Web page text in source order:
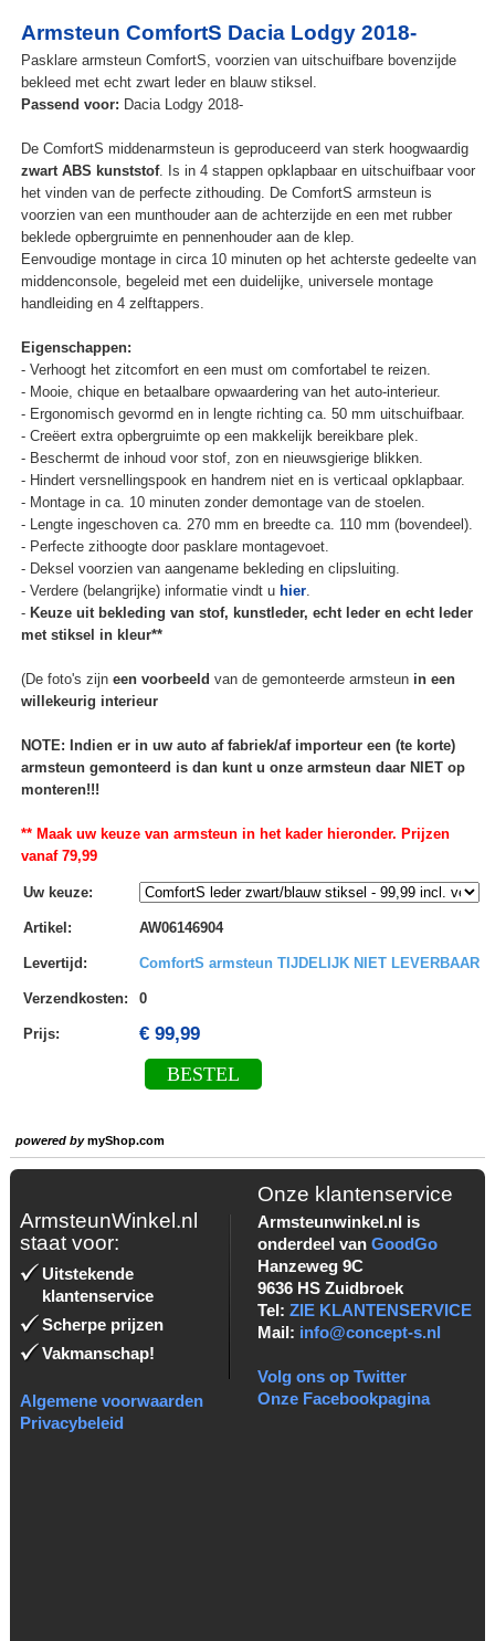
Armsteun ComfortS Dacia Lodgy 2018-
Pasklare armsteun ComfortS, voorzien van uitschuifbare bovenzijde
bekleed met echt zwart leder en blauw stiksel.
Passend voor: Dacia Lodgy 2018-
De ComfortS middenarmsteun is geproduceerd van sterk hoogwaardig
zwart ABS kunststof. Is in 4 stappen opklapbaar en uitschuifbaar voor
het vinden van de perfecte zithouding. De ComfortS armsteun is
voorzien van een munthouder aan de achterzijde en een met rubber
beklede opbergruimte en pennenhouder aan de klep.
Eenvoudige montage in circa 10 minuten op het achterste gedeelte van
middenconsole, begeleid met een duidelijke, universele montage
handleiding en 4 zelftappers.
Eigenschappen:
- Verhoogt het zitcomfort en een must om comfortabel te reizen.
- Mooie, chique en betaalbare opwaardering van het auto-interieur.
- Ergonomisch gevormd en in lengte richting ca. 50 mm uitschuifbaar.
- Creëert extra opbergruimte op een makkelijk bereikbare plek.
- Beschermt de inhoud voor stof, zon en nieuwsgierige blikken.
- Hindert versnellingspook en handrem niet en is verticaal opklapbaar.
- Montage in ca. 10 minuten zonder demontage van de stoelen.
- Lengte ingeschoven ca. 270 mm en breedte ca. 110 mm (bovendeel).
- Perfecte zithoogte door pasklare montagevoet.
- Deksel voorzien van aangename bekleding en clipsluiting.
- Verdere (belangrijke) informatie vindt u hier.
- Keuze uit bekleding van stof, kunstleder, echt leder en echt leder
met stiksel in kleur**
(De foto's zijn een voorbeeld van de gemonteerde armsteun in een
willekeurig interieur
NOTE: Indien er in uw auto af fabriek/af importeur een (te korte)
armsteun gemonteerd is dan kunt u onze armsteun daar NIET op
monteren!!!
** Maak uw keuze van armsteun in het kader hieronder. Prijzen
vanaf 79,99
Uw keuze:
Artikel : AW06146904
Levertijd : ComfortS armsteun TIJDELIJK NIET LEVERBAAR
Verzendkosten: 0
Prijs: € 99,99
BESTEL
powered bymyShop.com
ArmsteunWinkel.nl
staat voor:
Uitstekende
klantenservice
Scherpe prijzen
Vakmanschap!
Algemene voorwaarden
Privacybeleid
Onze klantenservice
Armsteunwinkel.nl is
onderdeel van GoodGo
Hanzeweg 9C
9636 HS Zuidbroek
Tel: ZIE KLANTENSERVICE
Mail: info@concept-s.nl
Volg ons op Twitter
Onze Facebookpagina